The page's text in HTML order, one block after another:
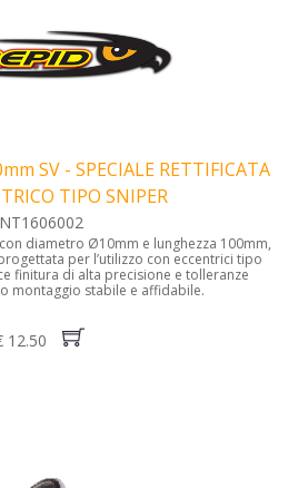
SV - SPECIALE RETTIFICATA
TIPO SNIPER
diametro Ø10mm e lunghezza 100mm,
per l’utilizzo con eccentrici tipo
finitura di alta precisione e tolleranze
montaggio stabile e affidabile.
12.50